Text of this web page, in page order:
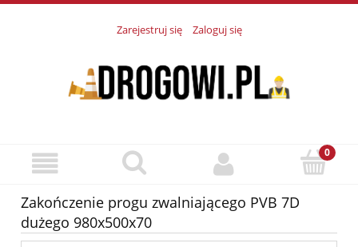
Zarejestruj się Zaloguj się
Zakończenie progu zwalniającego PVB 7D
dużego 980x500x70